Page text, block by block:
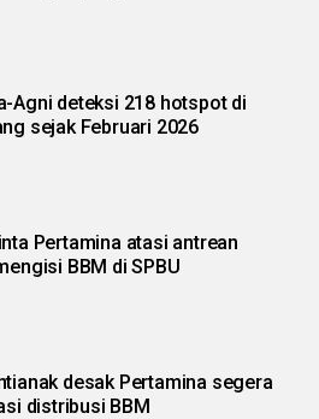
Agni deteksi 218 hotspot di
sejak Februari 2026
Pertamina atasi antrean
BBM di SPBU
desak Pertamina segera
distribusi BBM